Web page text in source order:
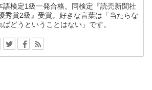
語検定1級一発合格。同検定『読売新聞社
秀賞2級』受賞。好きな言葉は「当たらな
ばどうということはない」です。